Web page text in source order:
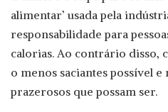
alimentar’ usada pela
responsabilidade para
calorias. Ao contrário disso,
o menos saciantes possível e
prazerosos que possam ser.